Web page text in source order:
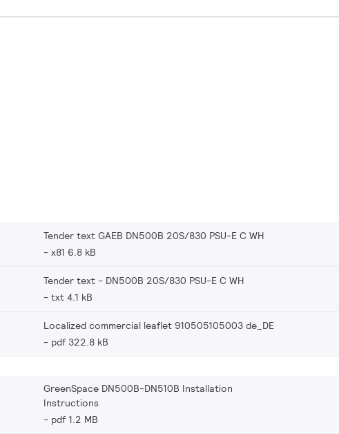
Tender text GAEB DN500B 20S/830 PSU-E C WH
x81 6.8 kB
Tender text - DN500B 20S/830 PSU-E C WH
txt 4.1 kB
Localized commercial leaflet 910505105003 de_DE
pdf 322.8 kB
GreenSpace DN500B-DN510B Installation
Instructions
pdf 1.2 MB